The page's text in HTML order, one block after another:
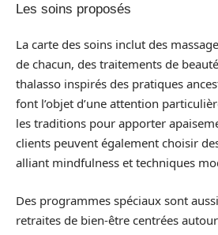
Les soins proposés
La carte des soins inclut des
de chacun, des traitements de
thalasso inspirés des pratiques
font l’objet d’une attention
les traditions pour apporter
clients peuvent également choisir
alliant mindfulness et techniques
Des programmes spéciaux sont
retraites de bien-être centrées